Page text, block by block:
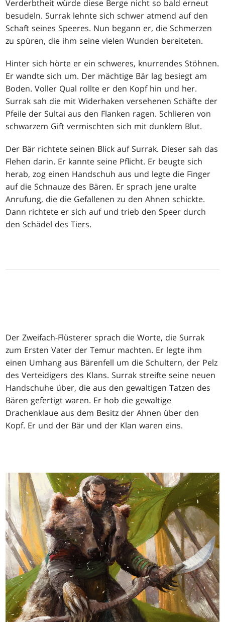
Verderbtheit würde diese Berge nicht so bald erneut
besudeln. Surrak lehnte sich schwer atmend auf den
Schaft seines Speeres. Nun begann er, die Schmerzen
zu spüren, die ihm seine vielen Wunden bereiteten.
Hinter sich hörte er ein schweres, knurrendes Stöhnen.
Er wandte sich um. Der mächtige Bär lag besiegt am
Boden. Voller Qual rollte er den Kopf hin und her.
Surrak sah die mit Widerhaken versehenen Schäfte der
Pfeile der Sultai aus den Flanken ragen. Schlieren von
schwarzem Gift vermischten sich mit dunklem Blut.
Der Bär richtete seinen Blick auf Surrak. Dieser sah das
Flehen darin. Er kannte seine Pflicht. Er beugte sich
herab, zog einen Handschuh aus und legte die Finger
auf die Schnauze des Bären. Er sprach jene uralte
Anrufung, die die Gefallenen zu den Ahnen schickte.
Dann richtete er sich auf und trieb den Speer durch
den Schädel des Tiers.
Der Zweifach-Flüsterer sprach die Worte, die Surrak
zum Ersten Vater der Temur machten. Er legte ihm
einen Umhang aus Bärenfell um die Schultern, der Pelz
des Verteidigers des Klans. Surrak streifte seine neuen
Handschuhe über, die aus den gewaltigen Tatzen des
Bären gefertigt waren. Er hob die gewaltige
Drachenklaue aus dem Besitz der Ahnen über den
Kopf. Er und der Bär und der Klan waren eins.